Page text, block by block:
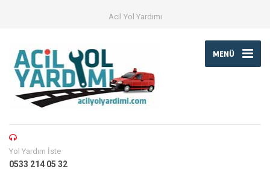
Acil Yol Yardımı
MENÜ
Yol Yardım İste
0533 214 05 32